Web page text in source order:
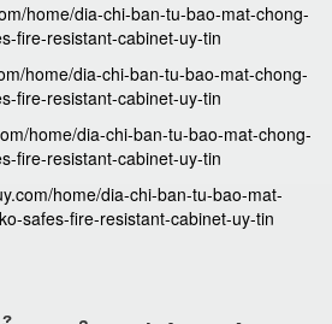
home/dia-chi-ban-tu-bao-mat-chong-
fire-resistant-cabinet-uy-tin
home/dia-chi-ban-tu-bao-mat-chong-
fire-resistant-cabinet-uy-tin
home/dia-chi-ban-tu-bao-mat-chong-
fire-resistant-cabinet-uy-tin
home/dia-chi-ban-tu-bao-mat-
safes-fire-resistant-cabinet-uy-tin